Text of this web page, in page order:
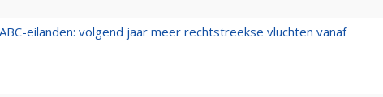
eilanden: volgend jaar meer rechtstreekse vluchten vanaf